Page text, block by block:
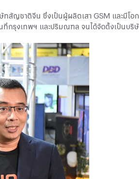
ญชาติจีน ซึ่งเป็นผู้ผลิตเสา GSM และมีโอก
นที่กรุงเทพฯ และปริมณฑล จนได้จัดตั้งเป็นบริ